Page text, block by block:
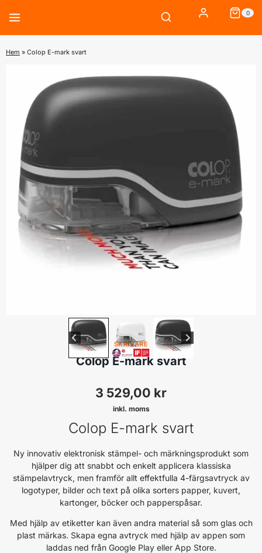
content
0
Hem » Colop E-mark svart
SKRIVARE
Colop E-mark svart
3 529,00 kr
inkl. moms
Colop E-mark svart
Ny innovativ elektronisk stämpel- och märkningsprodukt som
hjälper dig att snabbt och enkelt applicera klassiska
stämpelavtryck, men framför allt effektfulla 4-färgsavtryck av
logotyper, bilder och text på olika sorters papper, kuvert,
kartonger, böcker och papperspåsar.
Med hjälp av etiketter kan även andra material så som glas och
plast märkas. Skapa egna avtryck med hjälp av appen som
laddas ned från Google Play eller App Store.